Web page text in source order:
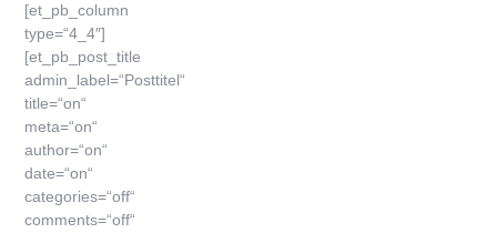
[et_pb_column
type=“4_4″]
[et_pb_post_title
admin_label=“Posttitel“
title=“on“
meta=“on“
author=“on“
date=“on“
categories=“off“
comments=“off“